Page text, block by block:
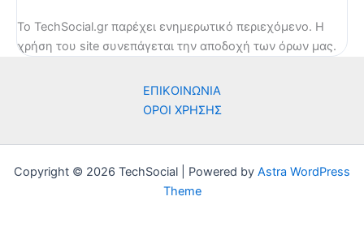
Το TechSocial.gr παρέχει ενημερωτικό περιεχόμενο. Η
χρήση του site συνεπάγεται την αποδοχή των όρων μας.
ΕΠΙΚΟΙΝΩΝΙΑ
ΟΡΟΙ ΧΡΗΣΗΣ
Copyright © 2026 TechSocial | Powered by Astra WordPress
Theme